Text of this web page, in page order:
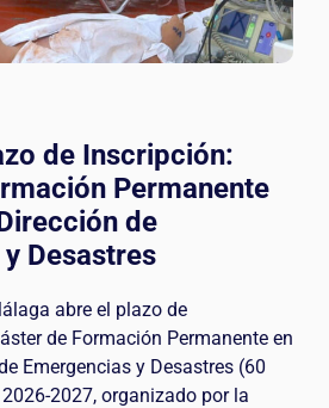
de Inscripción:
Permanente
de
Desastres
abre el plazo de
de Formación Permanente en
Emergencias y Desastres (60
2027, organizado por la